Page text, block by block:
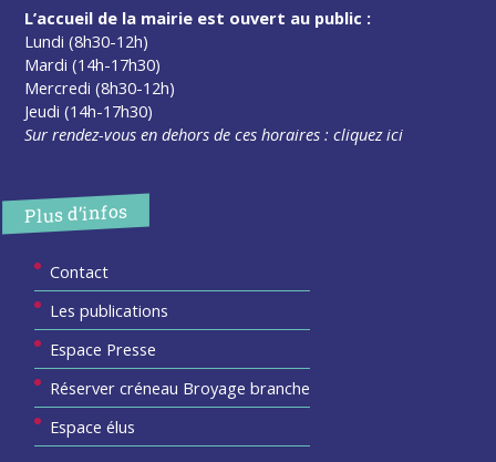
L’accueil de la mairie est ouvert au public :
Lundi (8h30-12h)
Mardi (14h-17h30)
Mercredi (8h30-12h)
Jeudi (14h-17h30)
Sur rendez-vous en dehors de ces horaires :cliquez ici
Plus d’infos
Contact
Les publications
Espace Presse
Réserver créneau Broyage branche
Espace élus